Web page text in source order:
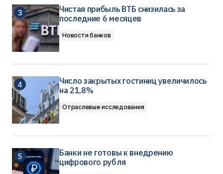
Чистая прибыль ВТБ снизилась за
последние 6 месяцев
Новости банков
Число закрытых гостиниц увеличилось
на 21,8%
Отраслевые исследования
Банки не готовы к внедрению
цифрового рубля